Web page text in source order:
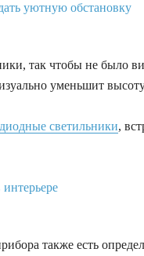
так чтобы не было
уменьшит
светильники,
также есть